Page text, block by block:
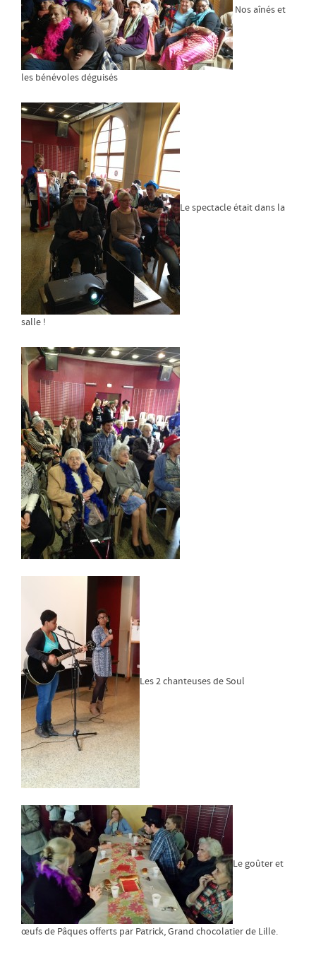
Nos aînés et
les bénévoles déguisés
Le spectacle était dans la
salle !
Les 2 chanteuses de Soul
Le goûter et
œufs de Pâques offerts par Patrick, Grand chocolatier de Lille.